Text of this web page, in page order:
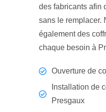
des fabricants afin
sans le remplacer.
également des
chaque besoin à
Ouverture de
Installation de
Presgaux